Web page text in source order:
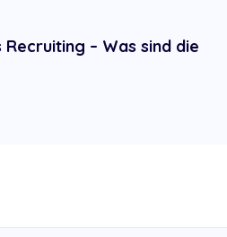
– Was sind die